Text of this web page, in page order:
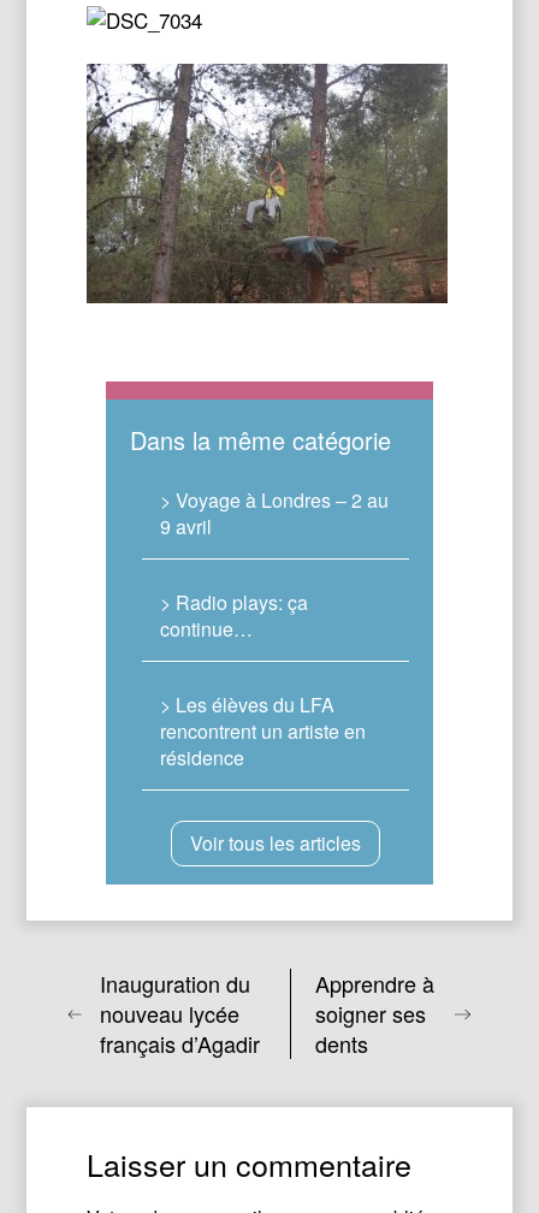
Dans la même catégorie
> Voyage à Londres – 2 au
9 avril
> Radio plays: ça
continue…
> Les élèves du LFA
rencontrent un artiste en
résidence
Voir tous les articles
Inauguration du
nouveau lycée
français d’Agadir
Apprendre à
soigner ses
dents
Laisser un commentaire